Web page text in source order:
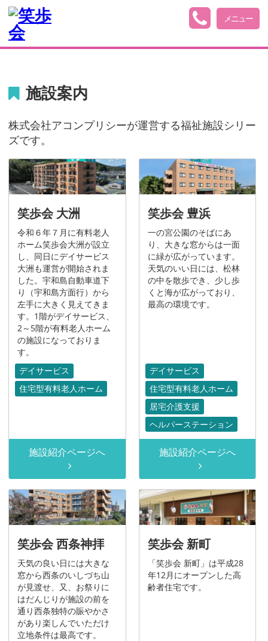
メニュー
施設案内
株式会社アコンプリシーが運営する福祉施設シリー
ズです。
笑歩会 大洲
令和６年７月に有料老人
ホーム笑歩会大洲が設立
し、同日にデイサービス
大洲も運営が開始されま
した。宇和島自動車道下
り（宇和島方面行）から
左手に大きく見えてきま
す。1階がデイサービス、
2～5階が有料老人ホーム
の施設になっておりま
す。
デイサービス
住宅型有料老人ホーム
施設紹介ページへ
笑歩会 豊浜
一の宮公園のそばにあ
り、大きな窓からは一面
に緑が広がっています。
天気のいい日には、松林
の中を散歩でき、少し歩
くと海が広がっており、
最高の環境です。
デイサービス
住宅型有料老人ホーム
居宅介護支援
ヘルパーステーション
施設紹介ページへ
笑歩会 西条神拝
天気の良い日には大きな
窓から西条のいしづち山
が見渡せ、又、お祭りに
はだんじりが施設の前を
通り西条独特の賑やかさ
があり楽しんでいただけ
立地条件は最高です。
笑歩会 新町
「笑歩会 新町」は平成28
年12月にオープンした高
齢者住宅です。